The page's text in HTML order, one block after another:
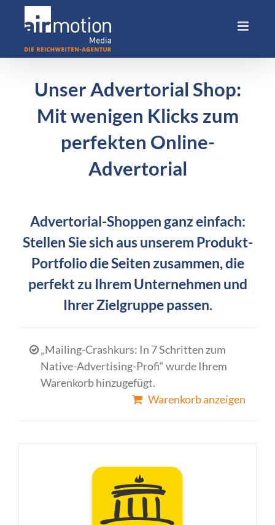
Unser Advertorial Shop:
Mit wenigen Klicks zum
perfekten Online-
Advertorial
Advertorial-Shoppen ganz einfach:
Stellen Sie sich aus unserem Produkt-
Portfolio die Seiten zusammen, die
perfekt zu Ihrem Unternehmen und
Ihrer Zielgruppe passen.
„Mailing-Crashkurs: In 7 Schritten zum
Native-Advertising-Profi“ wurde Ihrem
Warenkorb hinzugefügt.
Warenkorb anzeigen